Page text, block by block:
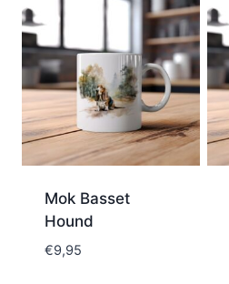
Mok Basset
Hound
€9,95